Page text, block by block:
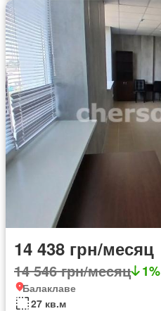
14 438 грн/месяц
14 546 грн/месяц 1%
Балаклаве
27 кв.м